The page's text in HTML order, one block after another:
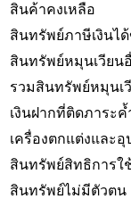
สินค้าคงเหลือ
สินทรัพย์ภาษีเงินไ
สินทรัพย์หมุนเวียน
รวมสินทรัพย์หมุนเ
เงินฝากที่ติดภาระ
เครื่องตกแต่งและ
สินทรัพย์สิทธิการใ
สินทรัพย์ไม่มีตัวตน